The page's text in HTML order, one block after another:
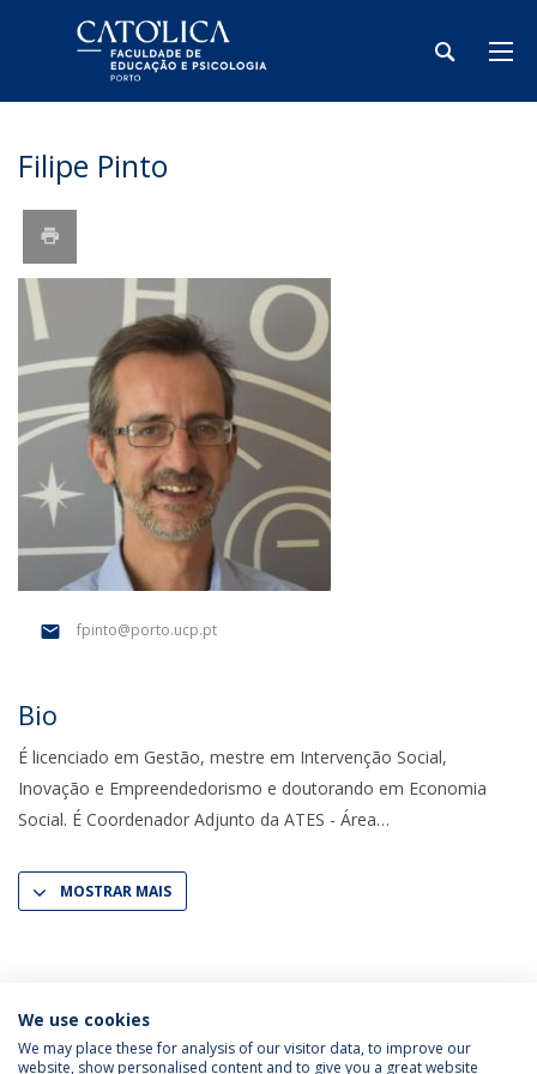
Filipe Pinto
fpinto@porto.ucp.pt
Bio
É licenciado em Gestão, mestre em Intervenção Social,
Inovação e Empreendedorismo e doutorando em Economia
Social. É Coordenador Adjunto da ATES - Área
MOSTRAR MAIS
We use cookies
We may place these for analysis of our visitor data, to improve our
website, show personalised content and to give you a great website